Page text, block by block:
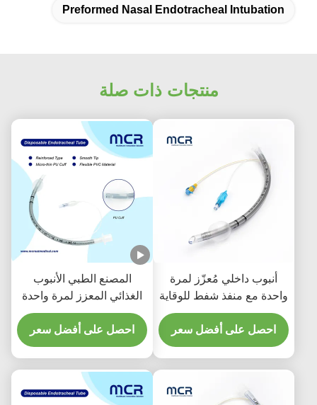
Preformed Nasal Endotracheal Intubation
منتجات ذات صلة
أنبوب داخلي مُعزّز لمرة
واحدة مع منفذ شفط للوقاية
من VAP
احصل على أفضل سعر
المصنع الطبي الأنبوب
الغذائي المعزز لمرة واحدة
خالي من DEHP
احصل على أفضل سعر